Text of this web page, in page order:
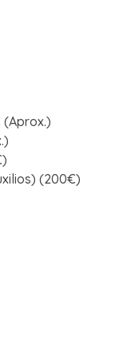
(Aprox.)
(200€)